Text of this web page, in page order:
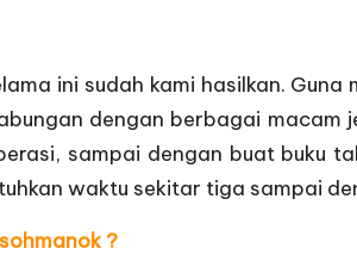
ini sudah kami hasilkan.
dengan berbagai
sampai dengan buat buku
waktu sekitar tiga sampai
?